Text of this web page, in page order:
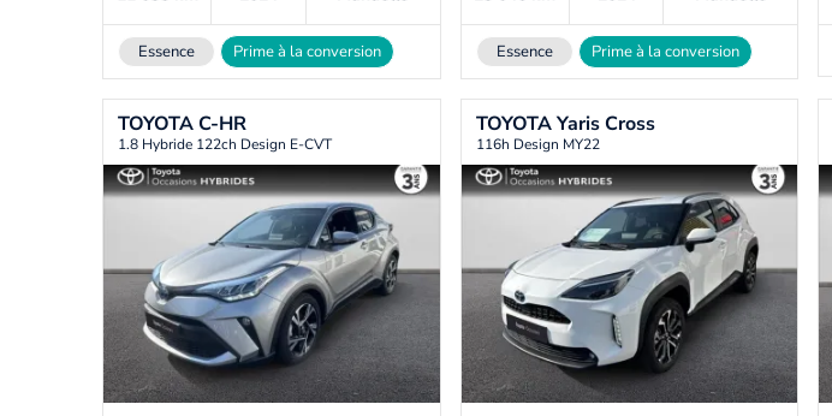
Essence Prime à la conversion Essence Prime à la conversion
TOYOTAC-HR
1.8 Hybride 122ch Design E-CVT
TOYOTAYaris Cross
116h Design MY22